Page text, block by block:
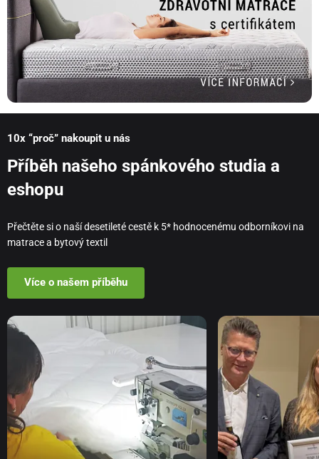
10x “proč” nakoupit u nás
Příběh našeho spánkového studia a
eshopu
Přečtěte si o naší desetileté cestě k 5* hodnocenému odborníkovi na
matrace a bytový textil
Více o našem příběhu